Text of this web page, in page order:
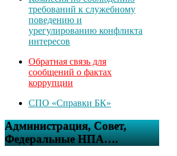
требований к служебному
поведению и
урегулированию конфликта
интересов
Обратная связь для
сообщений о фактах
коррупции
СПО «Справки БК»
Администрация, Совет,
Федеральные НПА….